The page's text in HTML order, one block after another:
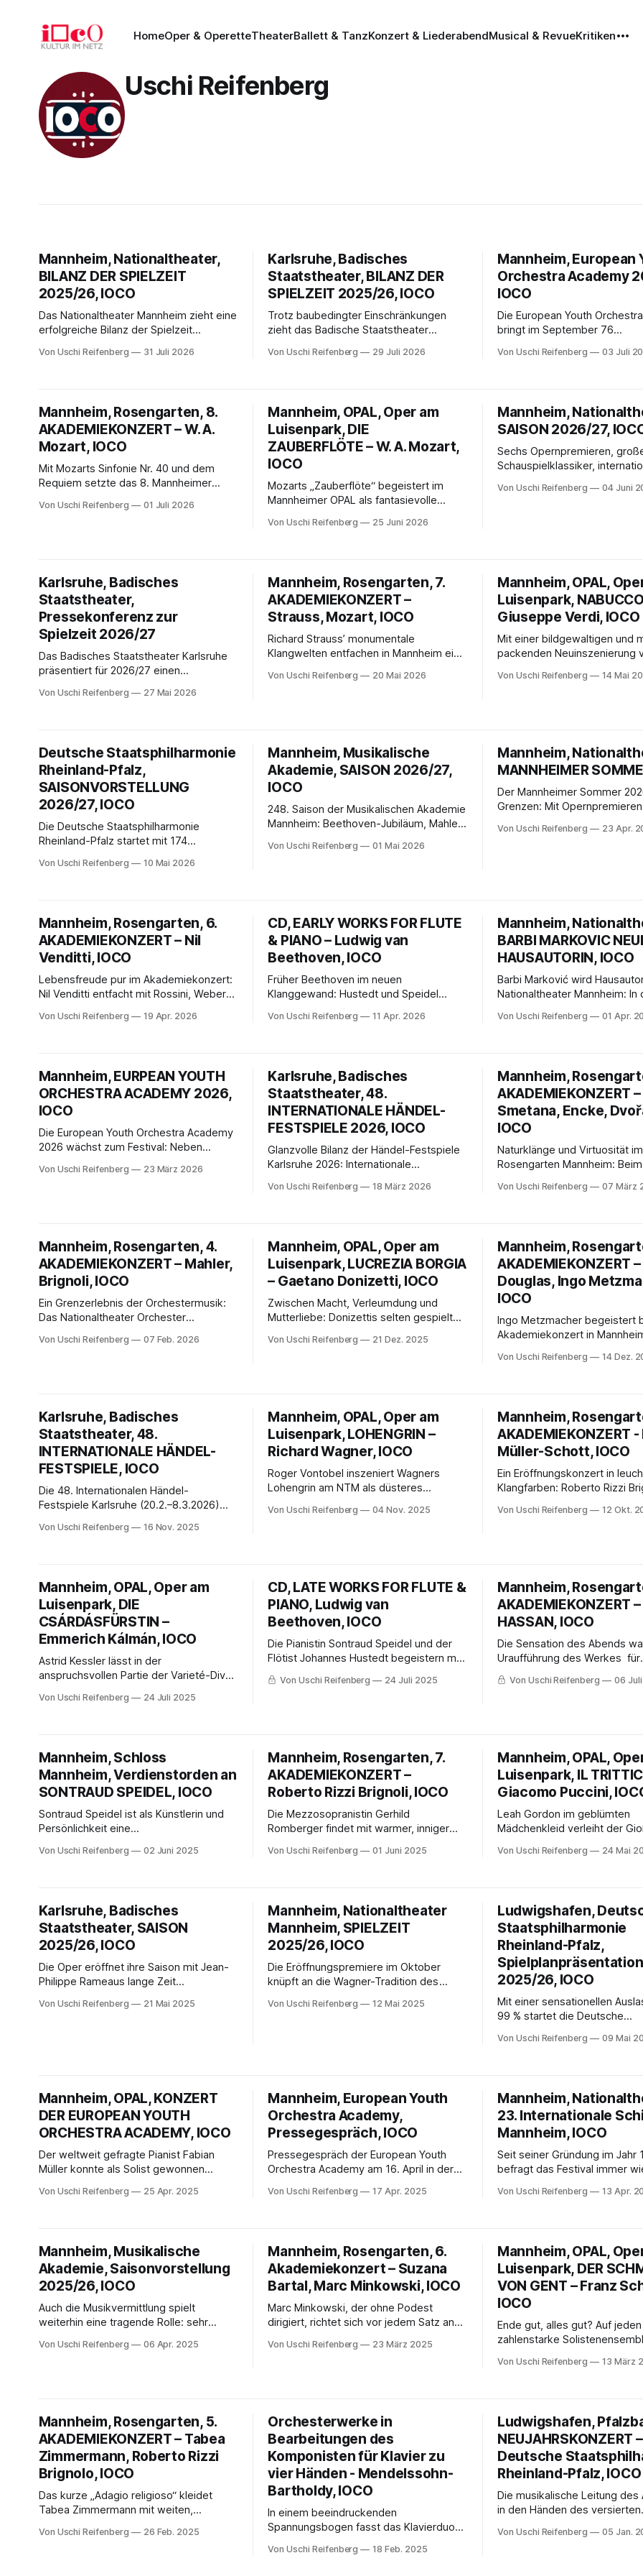
HomeOper & OperetteTheaterBallett & TanzKonzert & LiederabendMusical & RevueKritiken
Uschi Reifenberg
Mannheim, Nationaltheater,
BILANZ DER SPIELZEIT
2025/26, IOCO
Das Nationaltheater Mannheim zieht eine
erfolgreiche Bilanz der Spielzeit
steigende Abozahlen und starke
Vorstellungen und großem
Publikumszuspruch.
Von Uschi Reifenberg 31 Juli 2026
Karlsruhe, Badisches
Staatstheater, BILANZ DER
SPIELZEIT 2025/26, IOCO
Trotz baubedingter Einschränkungen
zieht das Badische Staatstheater
Spielzeit 2025/26: Rund 260.000
Strahlkraft des Hauses in
herausfordernden Zeiten.
Von Uschi Reifenberg 29 Juli 2026
Mannheim, European
Orchestra Academy
IOCO
Die European Youth
bringt im September 76
die Metropolregion.
Sinfonik, Kammermusik und
höchstem Niveau.
Von Uschi Reifenberg 03 Juli
Mannheim, Rosengarten, 8.
AKADEMIEKONZERT – W. A.
Mozart, IOCO
Mit Mozarts Sinfonie Nr. 40 und dem
Requiem setzte das 8. Mannheimer
Schlusspunkt des Mannheimer
Konzertmeisters Andrei Rosianu.
Von Uschi Reifenberg 01 Juli 2026
Mannheim, OPAL, Oper am
Luisenpark, DIE
ZAUBERFLÖTE – W. A. Mozart,
IOCO
Mozarts „Zauberflöte“ begeistert im
Mannheimer OPAL als fantasievolle
Däuper verbindet Humor,
Orchester.
Von Uschi Reifenberg 25 Juni 2026
Mannheim,
SAISON 2026/27,
Sechs Opernpremieren,
Schauspielklassiker,
vielfältiges Junges Theater:
Von Uschi Reifenberg 04 Juni
Karlsruhe, Badisches
Staatstheater,
Pressekonferenz zur
Spielzeit 2026/27
Das Badisches Staatstheater Karlsruhe
präsentiert für 2026/27 einen
Oper, Schauspiel, Ballett und
Vielfalt bleibt dennoch das zentrale
Versprechen.
Von Uschi Reifenberg 27 Mai 2026
Mannheim, Rosengarten, 7.
AKADEMIEKONZERT –
Strauss, Mozart, IOCO
Richard Strauss’ monumentale
Klangwelten entfachen in Mannheim ein
Rizzi Brignoli und das Nationaltheater-
Von Uschi Reifenberg 20 Mai 2026
Mannheim, OPAL,
Luisenpark,
Giuseppe Verdi, IOCO
Mit einer bildgewaltigen und
packenden Neuinszenierung
Nationaltheater Mannheim.
Opernerlebnis voller
Sprengkraft.
Von Uschi Reifenberg 14 Mai
Deutsche Staatsphilharmonie
Rheinland-Pfalz,
SAISONVORSTELLUNG
2026/27, IOCO
Die Deutsche Staatsphilharmonie
Rheinland-Pfalz startet mit 174
Chefdirigent Michael Francis, Intendant
Von Uschi Reifenberg 10 Mai 2026
Mannheim, Musikalische
Akademie, SAISON 2026/27,
IOCO
248. Saison der Musikalischen Akademie
Mannheim: Beethoven-Jubiläum, Mahler,
Weltstars, starkem Publikumszuspruch
Von Uschi Reifenberg 01 Mai 2026
Mannheim,
MANNHEIMER
Der Mannheimer Sommer
Grenzen: Mit
ungewöhnlichen Spielorten
Von Uschi Reifenberg 23 Apr.
Mannheim, Rosengarten, 6.
AKADEMIEKONZERT – Nil
Venditti, IOCO
Lebensfreude pur im Akademiekonzert:
Nil Venditti entfacht mit Rossini, Weber
Klangfest. Antonia Zimmermann glänzt
Überschwang.
Von Uschi Reifenberg 19 Apr. 2026
CD, EARLY WORKS FOR FLUTE
& PIANO – Ludwig van
Beethoven, IOCO
Früher Beethoven im neuen
Klanggewand: Hustedt und Speidel
für Flöte und Klavier lebendig werden.
Von Uschi Reifenberg 11 Apr. 2026
Mannheim,
BARBI MARKOVIC
HAUSAUTORIN, IOCO
Barbi Marković wird
Nationaltheater Mannheim: In
„was übrig bleibt haha“ ein
Von Uschi Reifenberg 01 Apr.
Mannheim, EURPEAN YOUTH
ORCHESTRA ACADEMY 2026,
IOCO
Die European Youth Orchestra Academy
2026 wächst zum Festival: Neben
Big-Band-Jazz. Junge Talente aus ganz
Von Uschi Reifenberg 23 März 2026
Karlsruhe, Badisches
Staatstheater, 48.
INTERNATIONALE HÄNDEL-
FESTSPIELE 2026, IOCO
Glanzvolle Bilanz der Händel-Festspiele
Karlsruhe 2026: Internationale
Auslastung von mehr als 90 %. Mit
inhaltliche Impulse.
Von Uschi Reifenberg 18 März 2026
Mannheim,
AKADEMIEKONZERT –
Smetana, Encke,
IOCO
Naturklänge und Virtuosität im
Rosengarten Mannheim:
Yang mit der gefeierten
Sinfonie einen farbenreichen
slawischer Klangpoesie.
Von Uschi Reifenberg 07 März
Mannheim, Rosengarten, 4.
AKADEMIEKONZERT – Mahler,
Brignoli, IOCO
Ein Grenzerlebnis der Orchestermusik:
Das Nationaltheater Orchester
entfesseln Mahlers „Tragische“ als
Von Uschi Reifenberg 07 Feb. 2026
Mannheim, OPAL, Oper am
Luisenpark, LUCREZIA BORGIA
– Gaetano Donizetti, IOCO
Zwischen Macht, Verleumdung und
Mutterliebe: Donizettis selten gespielte
Nationaltheater Mannheim große
Von Uschi Reifenberg 21 Dez. 2025
Mannheim,
AKADEMIEKONZERT
Douglas, Ingo
IOCO
Ingo Metzmacher begeistert
Akademiekonzert in
und Strawinskys „Feuervogel“.
orchestrale Brillanz.
Von Uschi Reifenberg 14 Dez.
Karlsruhe, Badisches
Staatstheater, 48.
INTERNATIONALE HÄNDEL-
FESTSPIELE, IOCO
Die 48. Internationalen Händel-
Festspiele Karlsruhe (20.2.–8.3.2026)
um Händels Oper Tamerlano, ergänzt
Von Uschi Reifenberg 16 Nov. 2025
Mannheim, OPAL, Oper am
Luisenpark, LOHENGRIN –
Richard Wagner, IOCO
Roger Vontobel inszeniert Wagners
Lohengrin am NTM als düsteres
und Zerfall. In Roberto Rizzi Brignolis
berührend.
Von Uschi Reifenberg 04 Nov. 2025
Mannheim,
AKADEMIEKONZERT
Müller-Schott, IOCO
Ein Eröffnungskonzert in
Klangfarben: Roberto Rizzi
feiern Ravel zum 150.
Von Uschi Reifenberg 12 Okt.
Mannheim, OPAL, Oper am
Luisenpark, DIE
CSÁRDÁSFÜRSTIN –
Emmerich Kálmán, IOCO
Astrid Kessler lässt in der
anspruchsvollen Partie der Varieté-Diva
geizt nicht mit dramatischen Höhen, ihre
Von Uschi Reifenberg 24 Juli 2025
CD, LATE WORKS FOR FLUTE &
PIANO, Ludwig van
Beethoven, IOCO
Die Pianistin Sontraud Speidel und der
Flötist Johannes Hustedt begeistern mit
einer Qualität des Zusammenspiels, die
von Harmonie, Kultiviertheit und
Von Uschi Reifenberg 24 Juli 2025
Mannheim,
AKADEMIEKONZERT –
HASSAN, IOCO
Die Sensation des Abends
Uraufführung des Werkes für
solistisches Streichquartett
Sinfonieorchester des
Von Uschi Reifenberg 06
Mannheim, Schloss
Mannheim, Verdienstorden an
SONTRAUD SPEIDEL, IOCO
Sontraud Speidel ist als Künstlerin und
Persönlichkeit eine
ganz wenigen, die bei einer so
Von Uschi Reifenberg 02 Juni 2025
Mannheim, Rosengarten, 7.
AKADEMIEKONZERT –
Roberto Rizzi Brignoli, IOCO
Die Mezzosopranistin Gerhild
Romberger findet mit warmer, inniger
Einsamen gedeckte, melancholische
Von Uschi Reifenberg 01 Juni 2025
Mannheim, OPAL,
Luisenpark, IL
Giacomo Puccini,
Leah Gordon im geblümten
Mädchenkleid verleiht der
den gestrandeten Figuren.
Von Uschi Reifenberg 24 Mai
Karlsruhe, Badisches
Staatstheater, SAISON
2025/26, IOCO
Die Oper eröffnet ihre Saison mit Jean-
Philippe Rameaus lange Zeit
die Programmlinie unbekannter
Von Uschi Reifenberg 21 Mai 2025
Mannheim, Nationaltheater
Mannheim, SPIELZEIT
2025/26, IOCO
Die Eröffnungspremiere im Oktober
knüpft an die Wagner-Tradition des
»Lohengrin« (26.10.2025) ein Drama auf
Von Uschi Reifenberg 12 Mai 2025
Ludwigshafen,
Staatsphilharmonie
Rheinland-Pfalz,
Spielplanpräsentation
2025/26, IOCO
Mit einer sensationellen
99 % startet die Deutsche
die neue Spielzeit.
Von Uschi Reifenberg 09 Mai
Mannheim, OPAL, KONZERT
DER EUROPEAN YOUTH
ORCHESTRA ACADEMY, IOCO
Der weltweit gefragte Pianist Fabian
Müller konnte als Solist gewonnen
Orchester trugen den Pianisten auf
Von Uschi Reifenberg 25 Apr. 2025
Mannheim, European Youth
Orchestra Academy,
Pressegespräch, IOCO
Pressegespräch der European Youth
Orchestra Academy am 16. April in der
Von Uschi Reifenberg 17 Apr. 2025
Mannheim,
23. Internationale
Mannheim, IOCO
Seit seiner Gründung im Jahr
befragt das Festival immer
Kosmos für unsere
größten Konfliktherde
Von Uschi Reifenberg 13 Apr.
Mannheim, Musikalische
Akademie, Saisonvorstellung
2025/26, IOCO
Auch die Musikvermittlung spielt
weiterhin eine tragende Rolle: sehr
Einführungsveranstaltungen vor jedem
Von Uschi Reifenberg 06 Apr. 2025
Mannheim, Rosengarten, 6.
Akademiekonzert – Suzana
Bartal, Marc Minkowski, IOCO
Marc Minkowski, der ohne Podest
dirigiert, richtet sich vor jedem Satz ans
führt so unmittelbar in die einzelnen
Von Uschi Reifenberg 23 März 2025
Mannheim, OPAL,
Luisenpark, DER
VON GENT – Franz
IOCO
Ende gut, alles gut? Auf jeden
zahlenstarke
Qualität unter Beweis stellte.
Von Uschi Reifenberg 13 März
Mannheim, Rosengarten, 5.
AKADEMIEKONZERT – Tabea
Zimmermann, Roberto Rizzi
Brignolo, IOCO
Das kurze „Adagio religioso“ kleidet
Tabea Zimmermann mit weiten,
Innerlichkeit, die von schmerzerfüllten
Von Uschi Reifenberg 26 Feb. 2025
Orchesterwerke in
Bearbeitungen des
Komponisten für Klavier zu
vier Händen - Mendelssohn-
Bartholdy, IOCO
In einem beeindruckenden
Spannungsbogen fasst das Klavierduo
dieser fast vierzig minütigen Sinfonie
Von Uschi Reifenberg 18 Feb. 2025
Ludwigshafen,
NEUJAHRSKONZERT –
Deutsche
Rheinland-Pfalz, IOCO
Die musikalische Leitung des
in den Händen des versierten
gelaunten Musikern Frische,
Von Uschi Reifenberg 05 Jan.